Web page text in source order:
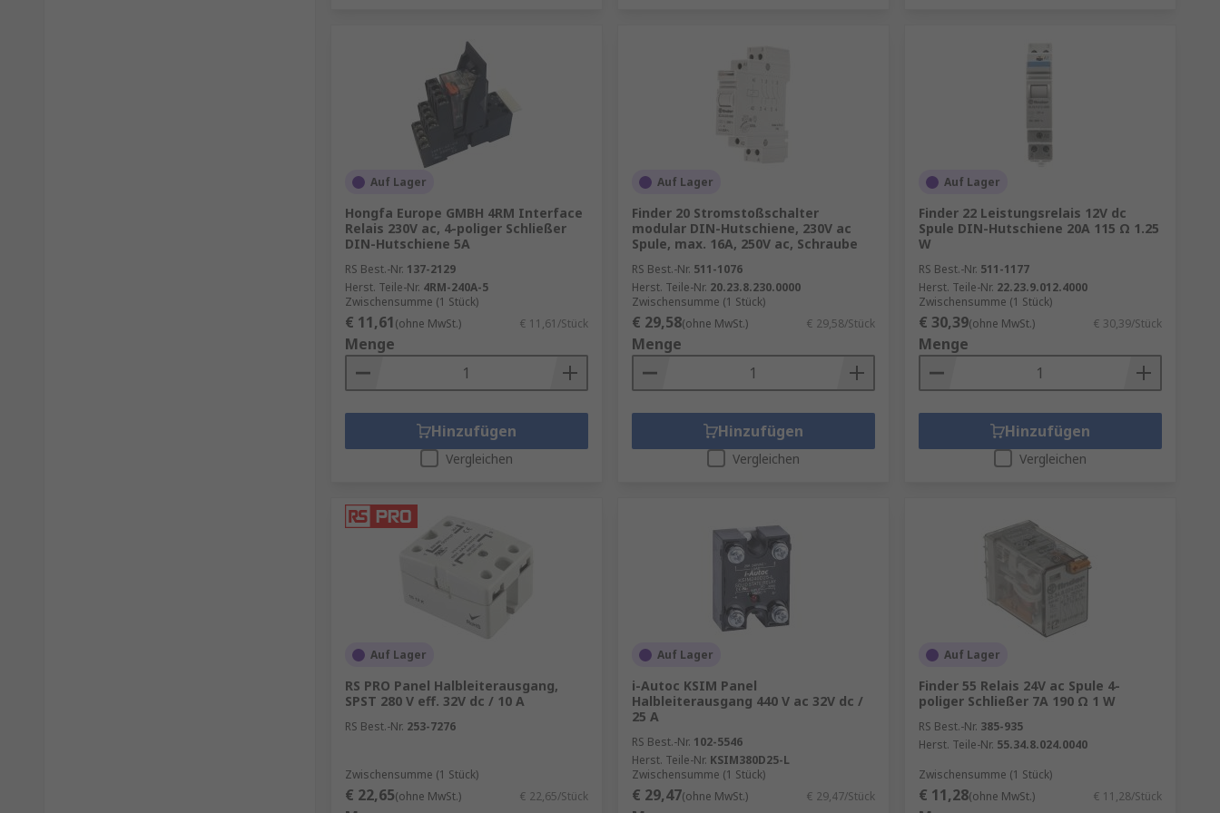
Auf Lager
Hongfa Europe GMBH 4RM Interface
Relais 230V ac, 4-poliger Schließer
DIN-Hutschiene 5A
RS Best.-Nr. 137-2129
Herst. Teile-Nr. 4RM-240A-5
Zwischensumme (1 Stück)
€ 11,61(ohne MwSt.) € 11,61/Stück
Menge
Hinzufügen
Vergleichen
Auf Lager
Finder 20 Stromstoßschalter
modular DIN-Hutschiene, 230V ac
Spule, max. 16A, 250V ac, Schraube
RS Best.-Nr. 511-1076
Herst. Teile-Nr. 20.23.8.230.0000
Zwischensumme (1 Stück)
€ 29,58(ohne MwSt.) € 29,58/Stück
Menge
Hinzufügen
Vergleichen
Auf Lager
Finder 22 Leistungsrelais 12V dc
Spule DIN-Hutschiene 20A 115 Ω 1.25
W
RS Best.-Nr. 511-1177
Herst. Teile-Nr. 22.23.9.012.4000
Zwischensumme (1 Stück)
€ 30,39(ohne MwSt.) € 30,39/Stück
Menge
Hinzufügen
Vergleichen
Auf Lager
RS PRO Panel Halbleiterausgang,
SPST 280 V eff. 32V dc / 10 A
RS Best.-Nr. 253-7276
Zwischensumme (1 Stück)
€ 22,65(ohne MwSt.) € 22,65/Stück
Auf Lager
i-Autoc KSIM Panel
Halbleiterausgang 440 V ac 32V dc /
25 A
RS Best.-Nr. 102-5546
Herst. Teile-Nr. KSIM380D25-L
Zwischensumme (1 Stück)
€ 29,47(ohne MwSt.) € 29,47/Stück
Auf Lager
Finder 55 Relais 24V ac Spule 4-
poliger Schließer 7A 190 Ω 1 W
RS Best.-Nr. 385-935
Herst. Teile-Nr. 55.34.8.024.0040
Zwischensumme (1 Stück)
€ 11,28(ohne MwSt.) € 11,28/Stück